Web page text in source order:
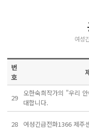
여성
번
호
29
오한숙희작가의 "우리
대합니다.
28 여성긴급전화1366 제주